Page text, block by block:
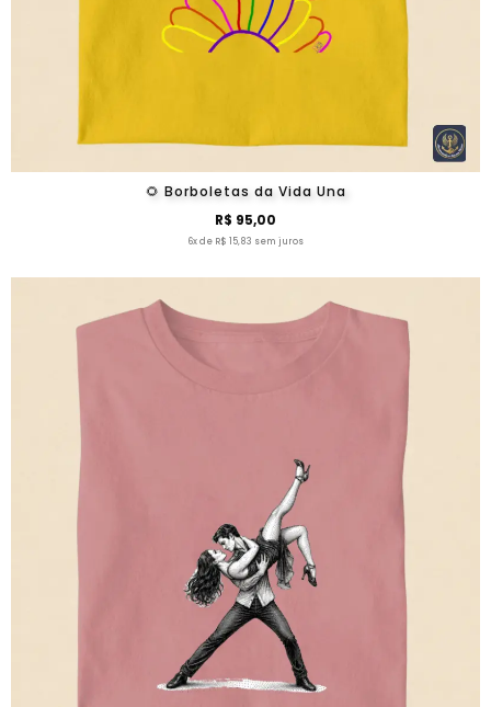
🌻 Borboletas da Vida Una
R$ 95,00
6x de R$ 15,83 sem juros